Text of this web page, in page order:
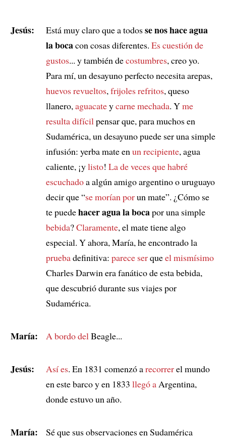
Jesús: Está muy claro que a todosse nos hace agua
la bocacon cosas diferentes. Es cuestión de
gustos... y también decostumbres, creo yo.
Para mí, un desayuno perfecto necesita arepas,
huevos revueltos, frijoles refritos, queso
llanero, aguacateycarne mechada. Yme
resulta difícil pensar que, para muchos en
Sudamérica, un desayuno puede ser una simple
infusión: yerba mate en un recipiente, agua
caliente, ¡ylisto! La de veces quehabré
escuchadoa algún amigo argentino o uruguayo
decir que “se morían porun mate”. ¿Cómo se
te puedehacer agua la bocapor una simple
bebida?Claramente, el mate tiene algo
especial. Y ahora, María, he encontrado la
pruebadefinitiva: parece serqueel mismísimo
Charles Darwin era fanático de esta bebida,
que descubrió durante sus viajes por
Sudamérica.
María: A bordo del Beagle...
Jesús: Así es. En 1831 comenzó arecorrerel mundo
en este barco y en 1833 llegó aArgentina,
donde estuvo un año.
María:
Sé que sus observaciones en Sudamérica